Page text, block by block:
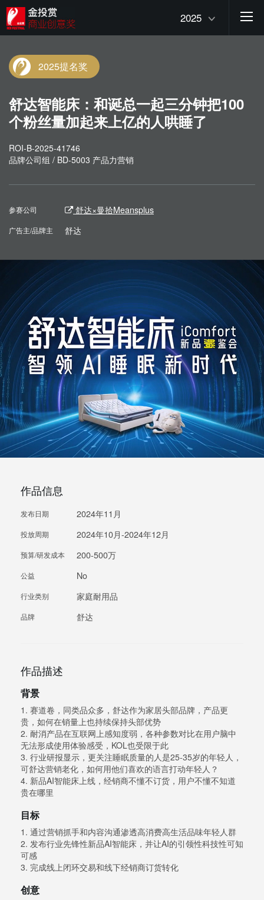
2025
2025提名奖
舒达智能床：和诞总一起三分钟把100
个粉丝量加起来上亿的人哄睡了
ROI-B-2025-41746
品牌公司组 / BD-5003 产品力营销
参赛公司 舒达×曼拾Meansplus
广告主/品牌主 舒达
作品信息
发布日期 2024年11月
投放周期 2024年10月-2024年12月
预算/研发成本 200-500万
公益 No
行业类别 家庭耐用品
品牌 舒达
作品描述
背景
1. 赛道卷，同类品众多，舒达作为家居头部品牌，产品更
贵，如何在销量上也持续保持头部优势
2. 耐消产品在互联网上感知度弱，各种参数对比在用户脑中
无法形成使用体验感受，KOL也受限于此
3. 行业研报显示，更关注睡眠质量的人是25-35岁的年轻人，
可舒达营销老化，如何用他们喜欢的语言打动年轻人？
4. 新品AI智能床上线，经销商不懂不订货，用户不懂不知道
贵在哪里
目标
1. 通过营销抓手和内容沟通渗透高消费高生活品味年轻人群
2. 发布行业先锋性新品AI智能床，并让AI的引领性科技性可知
可感
3. 完成线上闭环交易和线下经销商订货转化
创意